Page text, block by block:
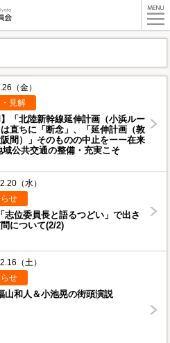
（金）
見解
「北陸新幹線延伸計画（小浜ルー
直ちに「断念」、「延伸計画（敦
間）」そのものの中止をーー在来
公共交通の整備・充実こそ
（水）
せ
志位委員長と語るつどい」で出さ
について(2/2)
（土）
せ
山和人＆小池晃の街頭演説